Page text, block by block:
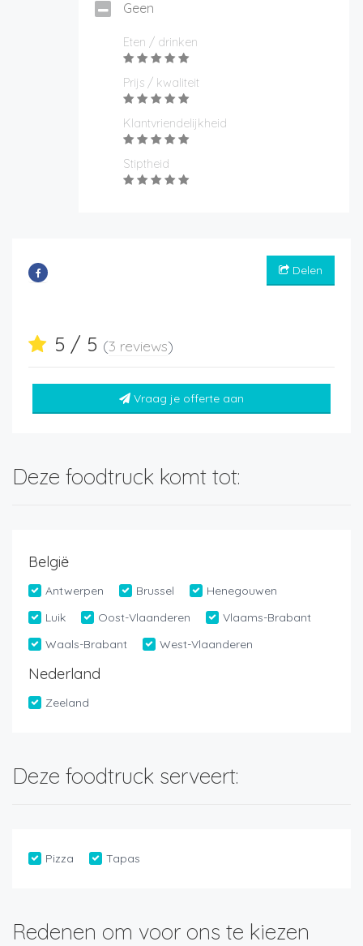
Geen
Eten / drinken
Prijs / kwaliteit
Klantvriendelijkheid
Stiptheid
Delen
5 / 5 (3 reviews)
Vraag je offerte aan
Deze foodtruck komt tot:
België
Antwerpen Brussel
Henegouwen
Luik
Oost-Vlaanderen
Vlaams-Brabant
Waals-Brabant
West-Vlaanderen
Nederland
Zeeland
Deze foodtruck serveert:
Pizza Tapas
Redenen om voor ons te kiezen